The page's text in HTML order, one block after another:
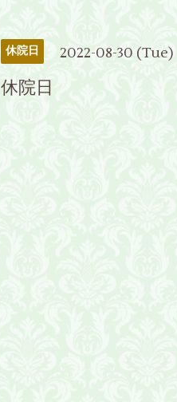
休院日 2022-08-30 (Tue)
休院日